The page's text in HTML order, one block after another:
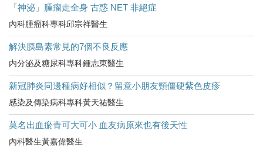
「神泌」腫瘤走全身 古惑 NET 非絕症
內科腫瘤科專科邱宗祥醫生
解決胰島素常見的7個不良反應
内分泌及糖尿科專科鍾志東醫生
新冠肺炎同邊種病好相似？留意小朋友頸僵硬紫色皮疹
感染及傳染病科專科黃天祐醫生
莫名出血瘀青可大可小 血友病原來也有後天性
內科醫生黃嘉偉醫生